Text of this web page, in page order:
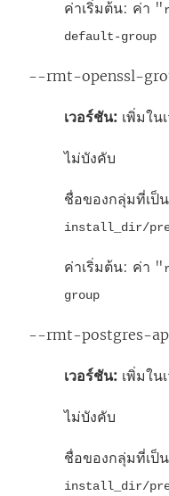
ค่าเริ่มต้น: ค่า "
default-group
--rmt-openssl-
เวอร์ชัน: เพิ่มใน
ไม่บังคับ
ชื่อของกลุ่มที่เป็น
install_dir/
ค่าเริ่มต้น: ค่า "
group
--rmt-postgres-
เวอร์ชัน: เพิ่มใน
ไม่บังคับ
ชื่อของกลุ่มที่เป็น
install_dir/